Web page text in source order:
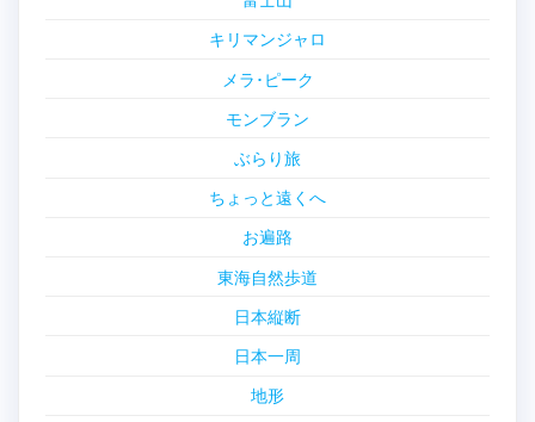
キリマンジャロ
メラ･ピーク
モンブラン
ぶらり旅
ちょっと遠くへ
お遍路
東海自然歩道
日本縦断
日本一周
地形